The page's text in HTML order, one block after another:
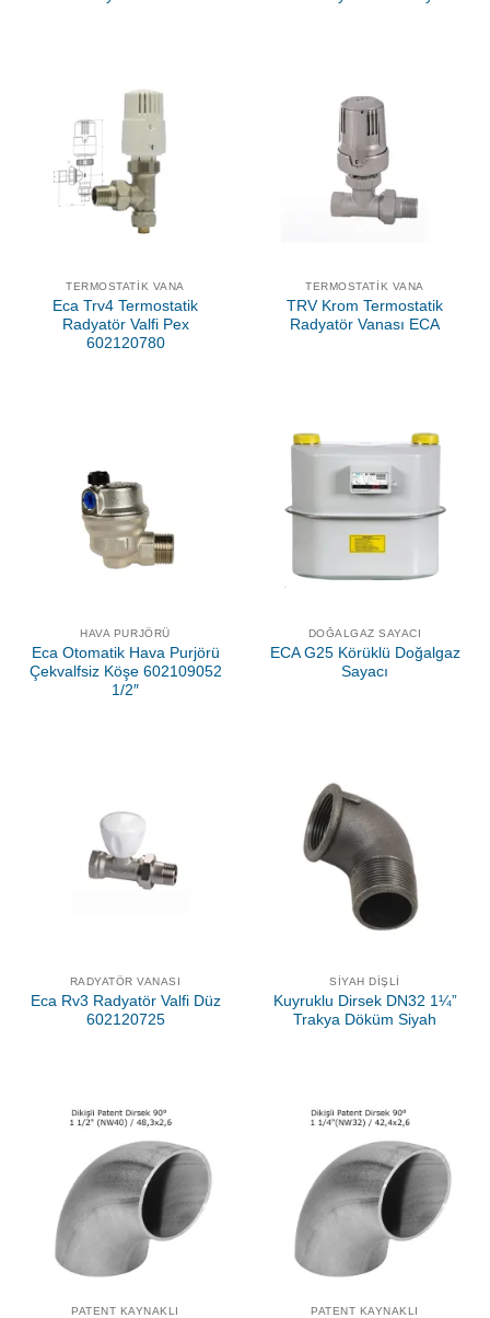
TERMOSTATIK VANA
Eca Trv4 Termostatik
Radyatör Valfi Pex
602120780
TERMOSTATIK VANA
TRV Krom Termostatik
Radyatör Vanası ECA
HAVA PURJÖRÜ
Eca Otomatik Hava Purjörü
Çekvalfsiz Köşe 602109052
1/2″
DOĞALGAZ SAYACI
ECA G25 Körüklü Doğalgaz
Sayacı
RADYATÖR VANASI
Eca Rv3 Radyatör Valfi Düz
602120725
SIYAH DIŞLI
Kuyruklu Dirsek DN32 1¼”
Trakya Döküm Siyah
PATENT KAYNAKLI PATENT KAYNAKLI